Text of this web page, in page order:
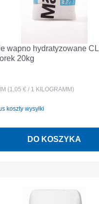
wapno hydratyzowane
20kg
(1,05 € / 1 KILOGRAMM)
koszty wysyłki
DO KOSZYKA